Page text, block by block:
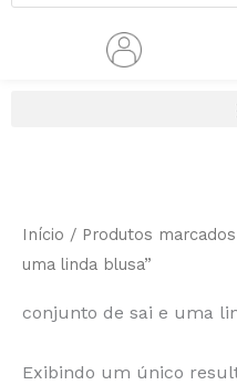
Início / Produtos
uma linda blusa”
conjunto de sai e uma
Exibindo um único